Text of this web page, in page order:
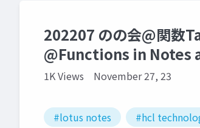
202207 のの会@関数
@Functions in Notes
1K Views November 27, 23
#lotus notes #hcl